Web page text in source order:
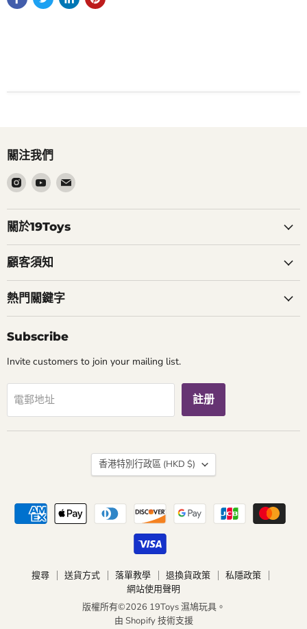
關注我們
在
Instagram
找
到
們
在
Youtube
找
到
們
在
郵
關於19Toys
顧客須知
熱門關鍵字
Subscribe
Invite customers to join your mailing list.
電郵地址 註册
搜尋 送貨方式 落單教學 退換貨政策
私隱政策
網站使用聲明
版權所有©2026 19Toys 濕鳩玩具。
由 Shopify 技術支援
國
家
香港特別行政區 (HKD $)